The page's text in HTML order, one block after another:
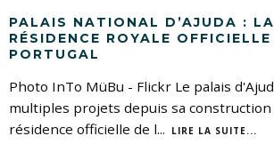
PALAIS NATIONAL D’AJUDA : LA
RÉSIDENCE ROYALE OFFICIELLE
PORTUGAL
Photo InTo MüBu - Flickr Le palais
multiples projets depuis sa construction
résidence officielle de l... LIRE LA SUITE...